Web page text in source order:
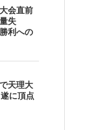
会直前
失
利への
天理大
に頂点